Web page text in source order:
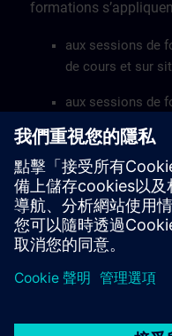
formations
aux sessions de
de cours et sur
aux sessions de
accès à distance
aux ateliers de
Consultez les
la formation ici >